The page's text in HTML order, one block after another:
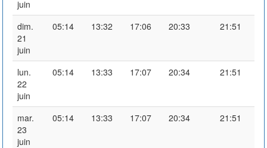
juin
dim.
21
juin
05:14 13:32 17:06 20:33 21:51
lun.
22
juin
05:14 13:33 17:07 20:34 21:51
mar.
23
juin
05:14 13:33 17:07 20:34 21:51